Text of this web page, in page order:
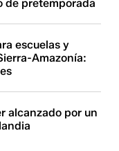
de pretemporada
escuelas y
Amazonía:
alcanzado por un